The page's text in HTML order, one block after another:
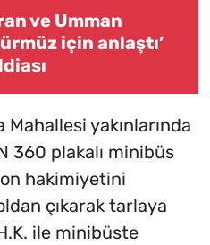
ve Umman
için anlaştı’
yakınlarında
360 plakalı minibüs
hakimiyetini
çıkarak tarlaya
ile minibüste